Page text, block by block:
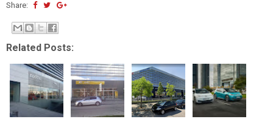
Share:
Related Posts: